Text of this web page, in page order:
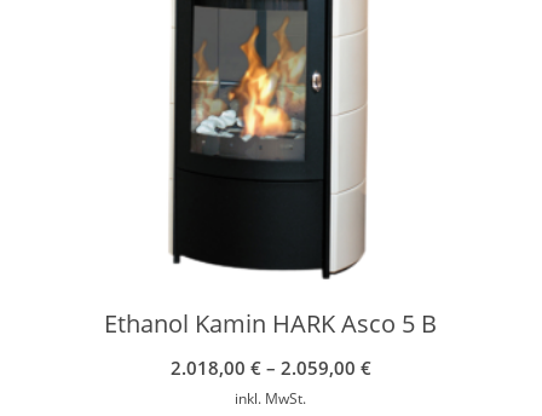
Ethanol Kamin HARK Asco 5 B
2.018,00 €– 2.059,00 €
inkl. MwSt.